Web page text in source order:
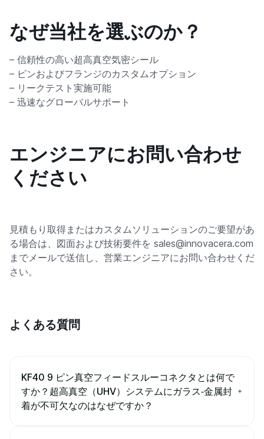
なぜ当社を選ぶのか？
– 信頼性の高い超高真空気密シール
– ピンおよびフランジのカスタムオプション
– リークテスト実施可能
– 迅速なグローバルサポート
エンジニアにお問い合わせ
ください
見積もり取得またはカスタムソリューションのご要望があ
る場合は、図面および技術要件を sales@innovacera.com
までメールで送信し、営業エンジニアにお問い合わせくだ
さい。
よくある質問
KF40 9 ピン真空フィードスルーコネクタとは何で
すか？超高真空（UHV）システムにガラス‐金属封
着が不可欠なのはなぜですか？